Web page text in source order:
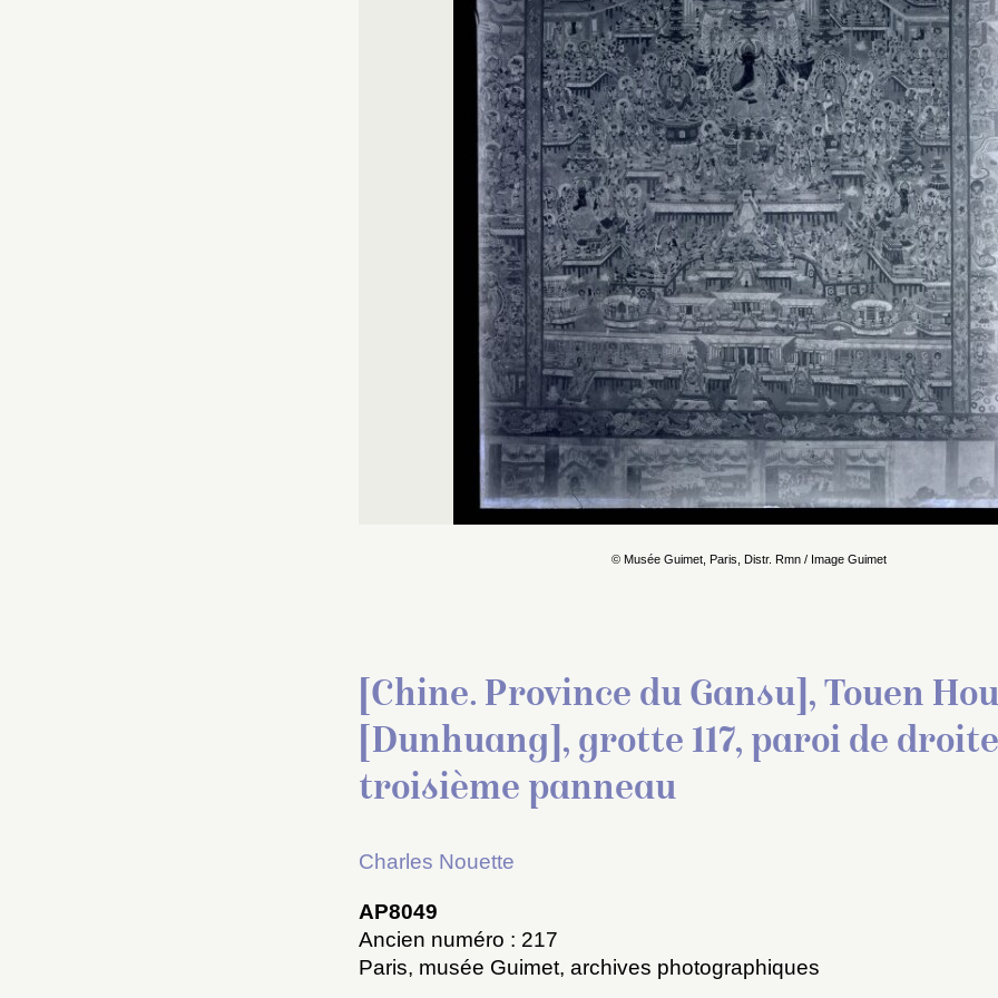
© Musée Guimet, Paris, Distr. Rmn / Image Guimet
[Chine. Province du Gansu], Touen
[Dunhuang], grotte 117, paroi de
troisième panneau
Charles Nouette
AP8049
Ancien numéro : 217
Paris, musée Guimet, archives photographiques